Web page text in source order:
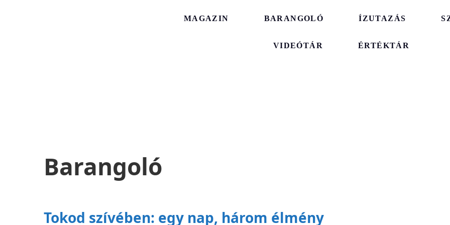
MAGAZIN BARANGOLÓ ÍZUTAZÁS
VIDEÓTÁR ÉRTÉKTÁR
Barangoló
Tokod szívében: egy nap, három élmény